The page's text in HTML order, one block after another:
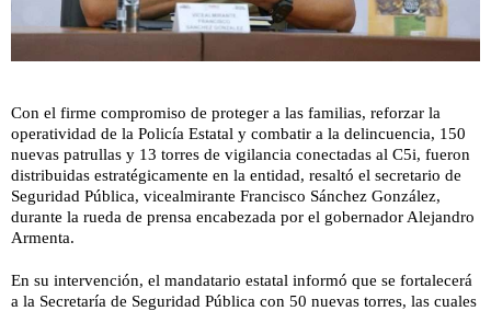
Con el firme compromiso de proteger a las familias, reforzar la
operatividad de la Policía Estatal y combatir a la delincuencia, 150
nuevas patrullas y 13 torres de vigilancia conectadas al C5i, fueron
distribuidas estratégicamente en la entidad, resaltó el secretario de
Seguridad Pública, vicealmirante Francisco Sánchez González,
durante la rueda de prensa encabezada por el gobernador Alejandro
Armenta.
En su intervención, el mandatario estatal informó que se fortalecerá
a la Secretaría de Seguridad Pública con 50 nuevas torres, las cuales